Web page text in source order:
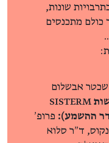
שונות,
כולם מתכנסים
אבשלום
ההשמע): פרופ׳
ד״ר סלוא